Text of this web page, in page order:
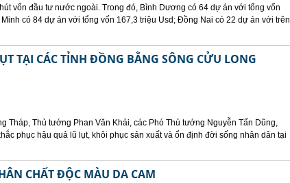
vốn đầu tư nước ngoài. Trong đó, Bình Dương có 64 dự án với tổng vốn
có 84 dự án với tổng vốn 167,3 triệu Usd; Đồng Nai có 22 dự án với trên
TẠI CÁC TỈNH ĐỒNG BẰNG SÔNG CỬU LONG
Tháp, Thủ tướng Phan Văn Khải, các Phó Thủ tướng Nguyễn Tấn Dũng,
phục hậu quả lũ lụt, khôi phục sản xuất và ổn định đời sống nhân dân tại
CHẤT ĐỘC MÀU DA CAM